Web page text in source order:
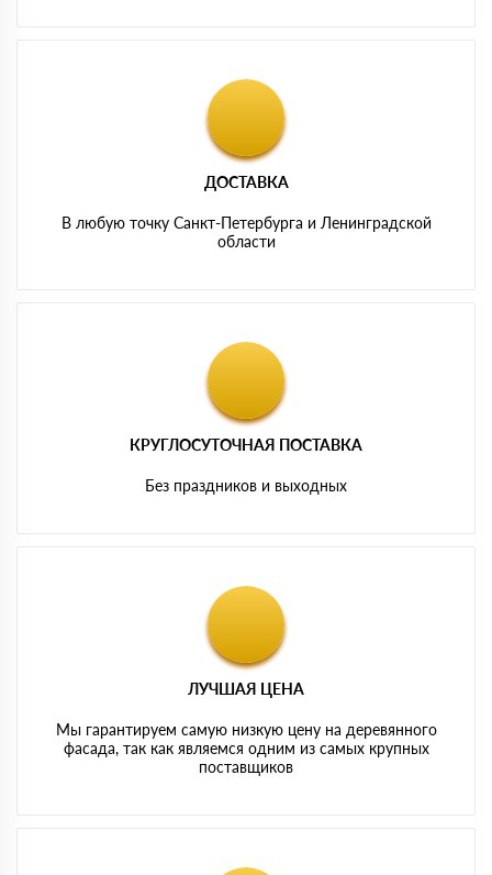
ДОСТАВКА
В любую точку Санкт-Петербурга и Ленинградской
области
КРУГЛОСУТОЧНАЯ ПОСТАВКА
Без праздников и выходных
ЛУЧШАЯ ЦЕНА
Мы гарантируем самую низкую цену на деревянного
фасада, так как являемся одним из самых крупных
поставщиков